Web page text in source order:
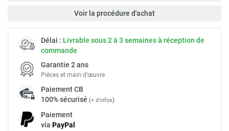
Voir la procédure d'achat
Délai : Livrable sous 2 à 3 semaines à réception de
commande
Garantie 2 ans
Pièces et main d’œuvre
PaiementCB
100% sécurisé (+ d'infos)
Paiement
via PayPal